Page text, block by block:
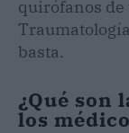
quirófanos de
basta.
¿Qué son
los